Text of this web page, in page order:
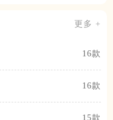
更多 +
16款
16款
15款